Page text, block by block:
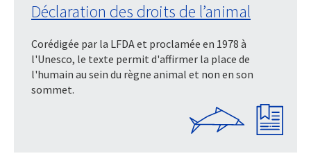
Déclaration des droits de l’animal
Corédigée par la LFDA et proclamée en 1978 à
l'Unesco, le texte permit d'affirmer la place de
l'humain au sein du règne animal et non en son
sommet.